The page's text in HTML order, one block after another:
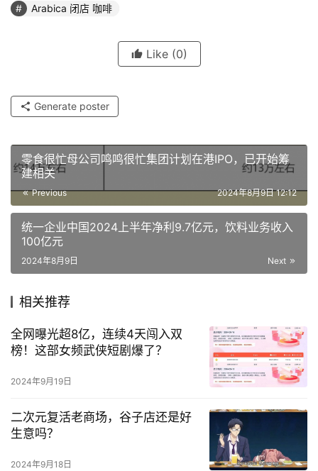
Arabica 闭店 咖啡
Like (0)
Generate poster
零食很忙母公司鸣鸣很忙集团计划在港IPO，已开始筹
建相关
Previous 2024年8月9日 12:12
统一企业中国2024上半年净利9.7亿元，饮料业务收入
100亿元
Next
2024年8月9日
相关推荐
全网曝光超8亿，连续4天闯入双
榜！这部女频武侠短剧爆了？
2024年9月19日
二次元复活老商场，谷子店还是好
生意吗？
2024年9月18日